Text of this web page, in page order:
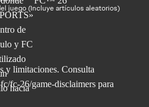
juego (Incluye artículos aleatorios)
y limitaciones. Consulta
fc-26/game-disclaimers para